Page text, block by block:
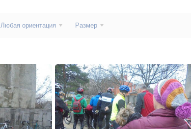
Любая ориентация Размер